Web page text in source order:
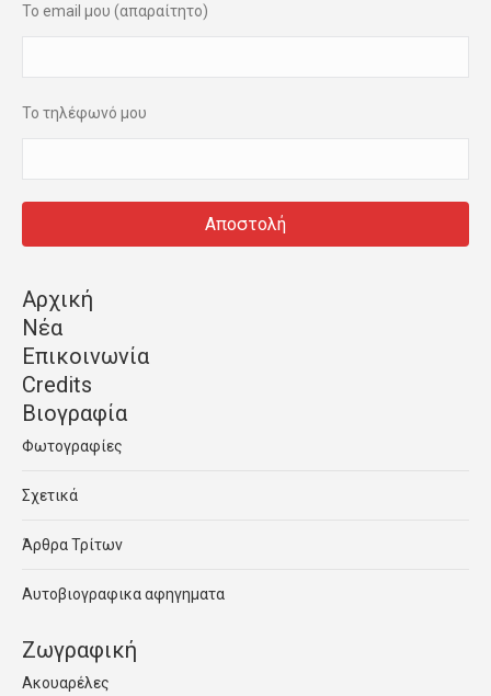
Το email μου (απαραίτητο)
Το τηλέφωνό μου
Αρχική
Νέα
Επικοινωνία
Credits
Βιογραφία
Φωτογραφίες
Σχετικά
Άρθρα Τρίτων
Αυτοβιογραφικα αφηγηματα
Ζωγραφική
Ακουαρέλες